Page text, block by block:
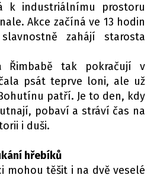
k industriálnímu prostoru
Akce začíná ve 13 hodin
zahájí starosta
Řimbabě tak pokračují v
psát teprve loni, ale už
patří. Je to den, kdy
pobaví a stráví čas na
i duši.
hřebíků
mohou těšit i na dvě veselé